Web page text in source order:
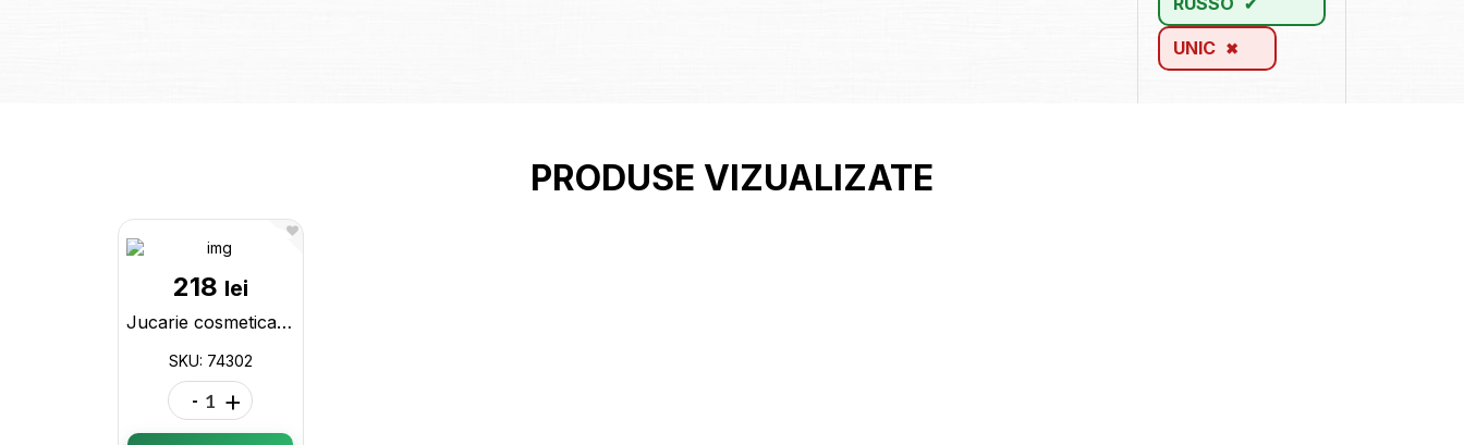
UNIC
PRODUSE VIZUALIZATE
218 lei
Jucarie cosmetica 74302
SKU: 74302
- +